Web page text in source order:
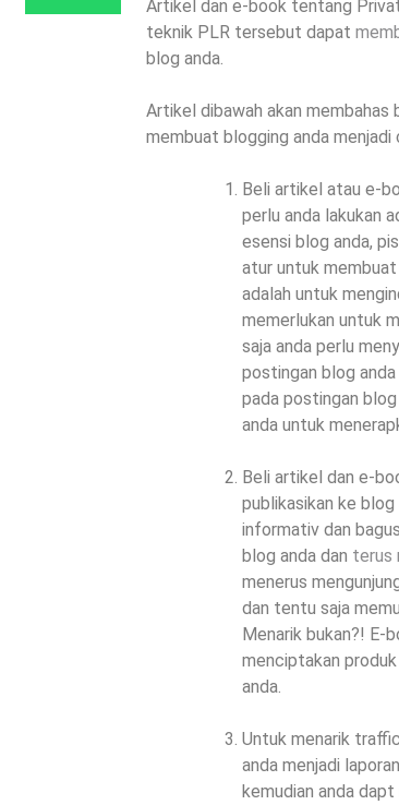
Artikel dan e-book tentang
teknik PLR tersebut dapat
blog anda.
Artikel dibawah akan membahas
membuat blogging anda menjadi
Beli artikel atau e-
perlu anda lakukan
esensi blog anda,
atur untuk
adalah untuk
memerlukan untuk
saja anda perlu
postingan blog
pada postingan
anda untuk
Beli artikel dan e-
publikasikan ke
informativ dan
blog anda dan terus
menerus
dan tentu saja
Menarik bukan?! E-
menciptakan
anda.
Untuk menarik
anda menjadi
kemudian anda